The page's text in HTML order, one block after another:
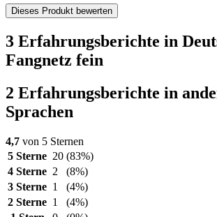
Dieses Produkt bewerten
3 Erfahrungsberichte in
Fangnetz fein
2 Erfahrungsberichte in
Sprachen
4,7 von 5 Sternen
5 Sterne 20 (83%)
4 Sterne 2
(8%)
3 Sterne 1
(4%)
2 Sterne 1
(4%)